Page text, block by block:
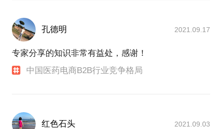
孔德明 2021.09.17
专家分享的知识非常有益处，感谢！
中国医药电商B2B行业竞争格局
红色石头 2021.09.03